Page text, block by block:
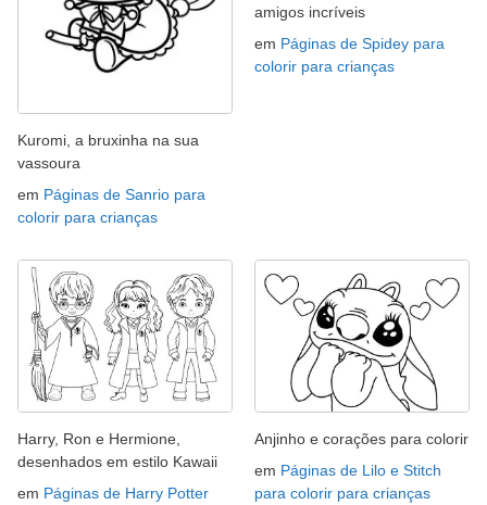
Kuromi, a bruxinha na sua
vassoura
em Páginas de Sanrio para
colorir para crianças
amigos incríveis
em Páginas de Spidey para
colorir para crianças
Harry, Ron e Hermione,
desenhados em estilo Kawaii
em Páginas de Harry Potter
Anjinho e corações para colorir
em Páginas de Lilo e Stitch
para colorir para crianças